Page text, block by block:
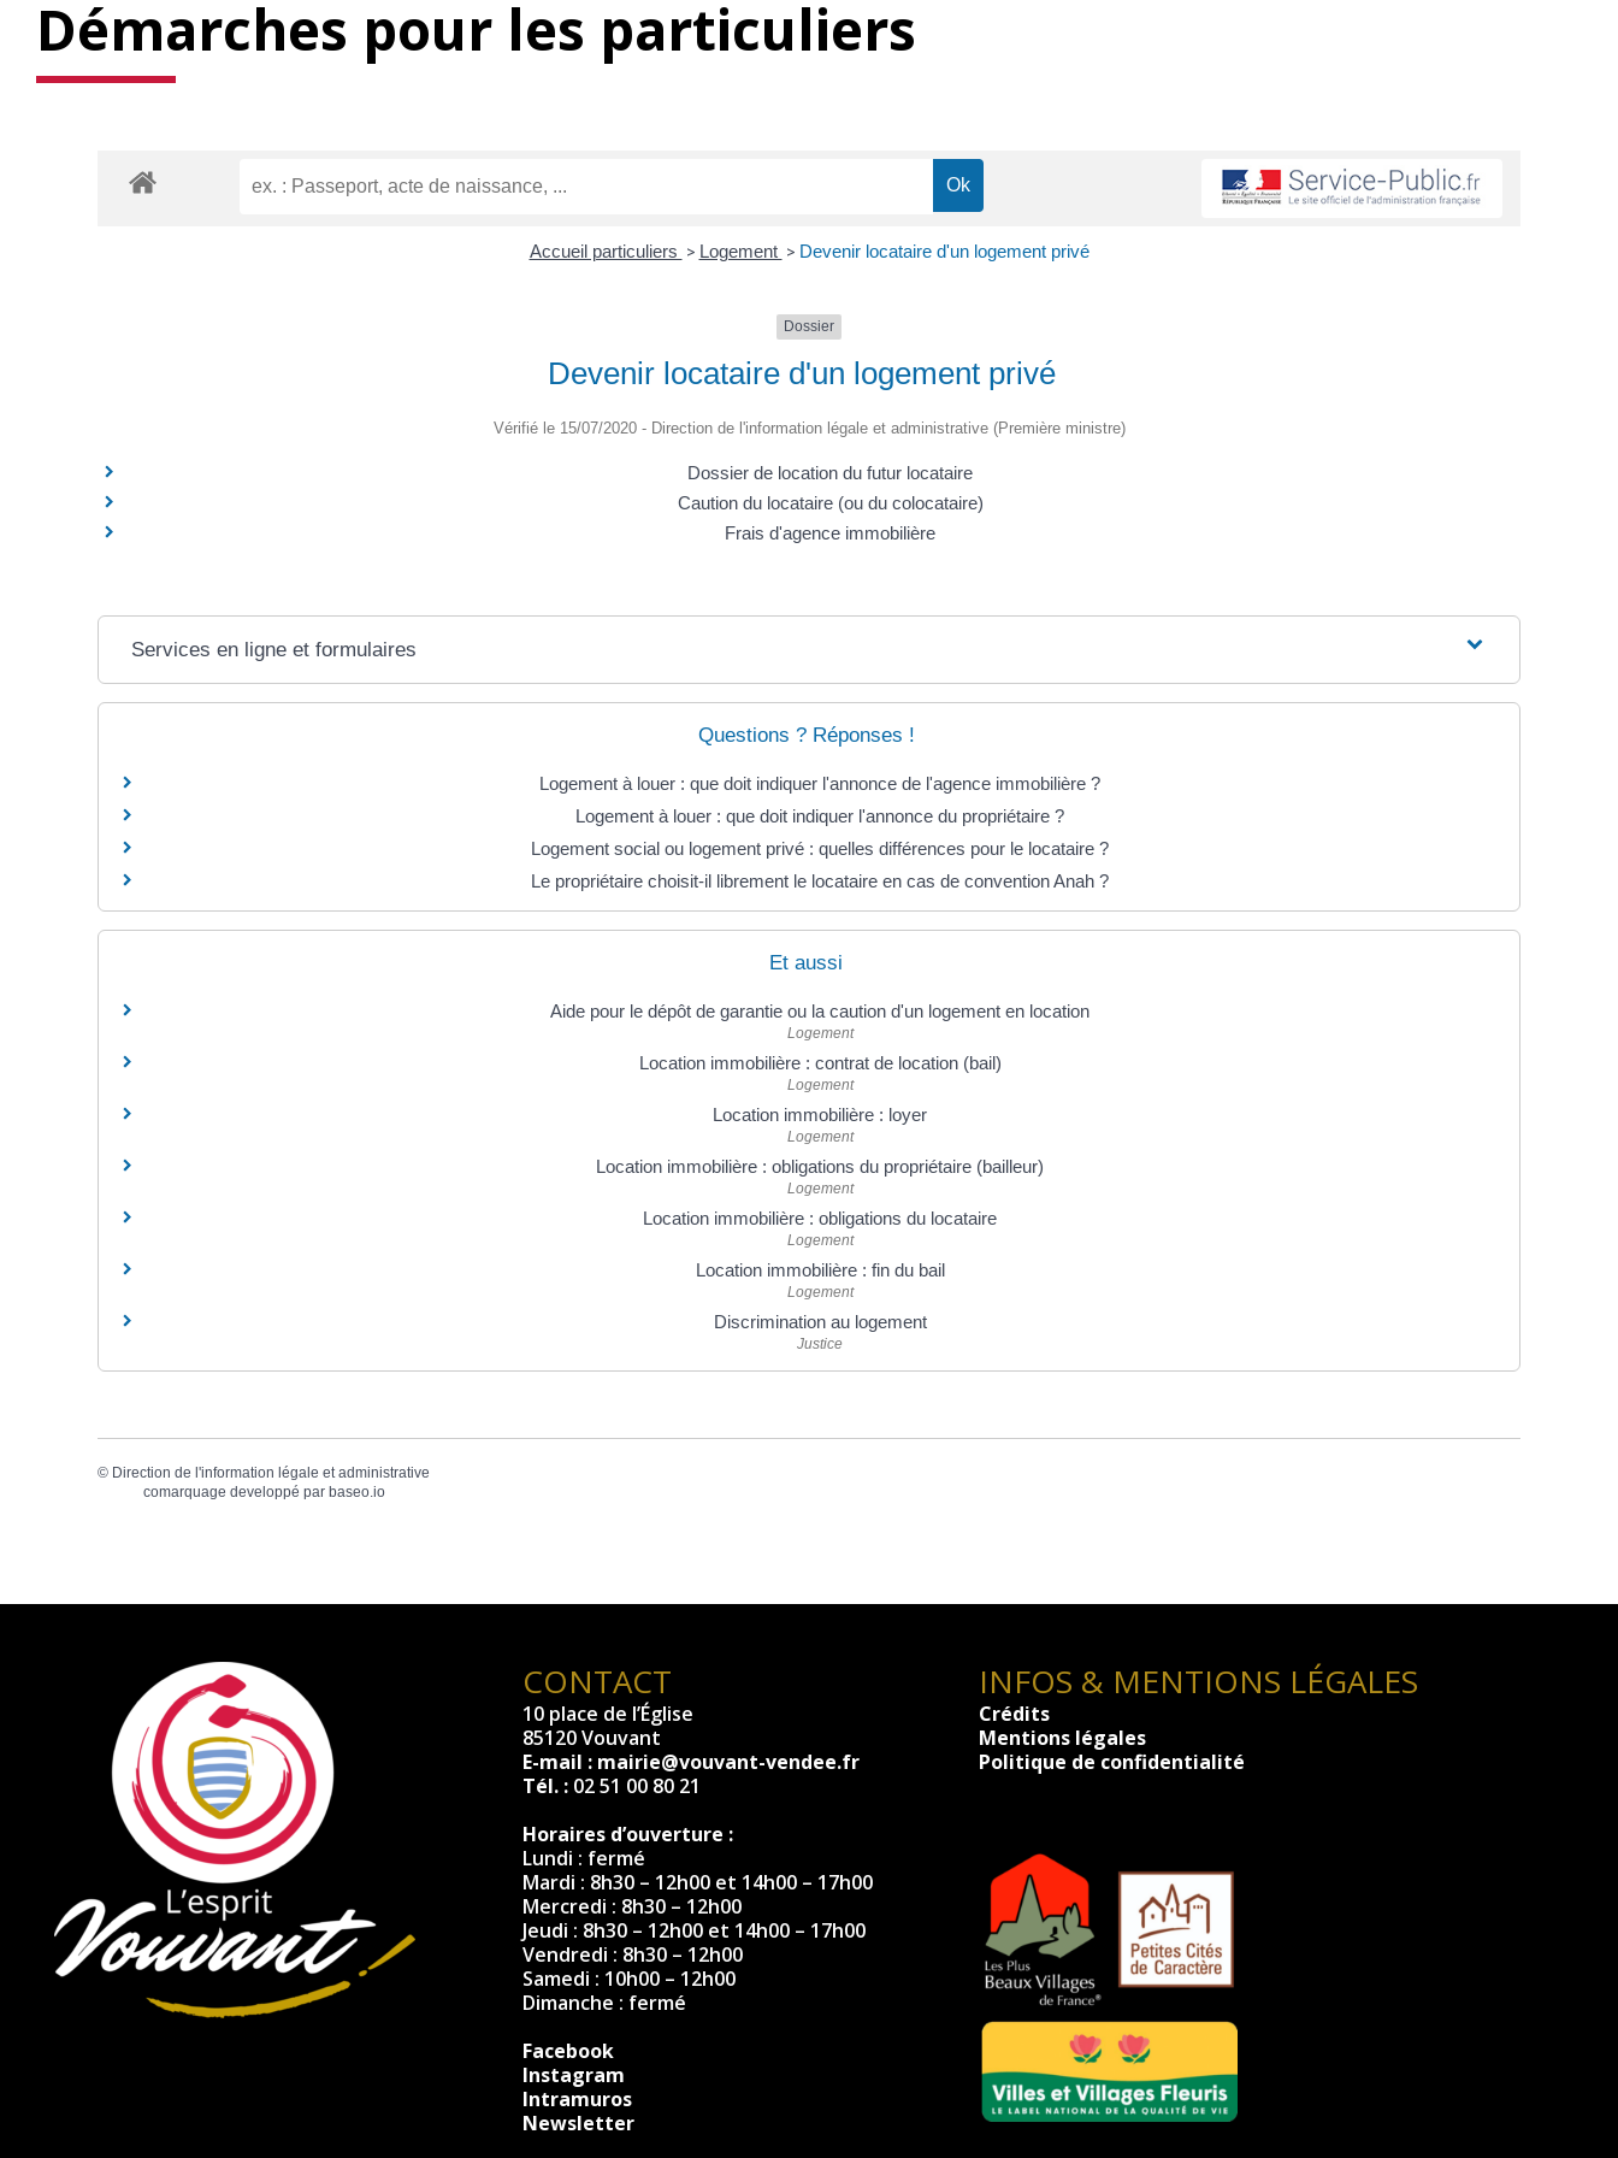
Démarches pour les particuliers
Accueil particuliers > Logement > Devenir locataire d'un logement privé
Dossier
Devenir locataire d'un logement privé
Vérifié le 15/07/2020 - Direction de l'information légale et administrative (Première ministre)
Dossier de location du futur locataire
Caution du locataire (ou du colocataire)
Frais d'agence immobilière
Services en ligne et formulaires
Questions ? Réponses !
Logement à louer : que doit indiquer l'annonce de l'agence immobilière ?
Logement à louer : que doit indiquer l'annonce du propriétaire ?
Logement social ou logement privé : quelles différences pour le locataire ?
Le propriétaire choisit-il librement le locataire en cas de convention Anah ?
Et aussi
Aide pour le dépôt de garantie ou la caution d'un logement en location
Logement
Location immobilière : contrat de location (bail)
Logement
Location immobilière : loyer
Logement
Location immobilière : obligations du propriétaire (bailleur)
Logement
Location immobilière : obligations du locataire
Logement
Location immobilière : fin du bail
Logement
Discrimination au logement
Justice
© Direction de l'information légale et administrative
comarquage developpé par baseo.io
CONTACT
10 place de l’Église
85120 Vouvant
E-mail : mairie@vouvant-vendee.fr
Tél. :02 51 00 80 21
Horaires d’ouverture :
Lundi : fermé
Mardi : 8h30 – 12h00 et 14h00 – 17h00
Mercredi : 8h30 – 12h00
Jeudi : 8h30 – 12h00 et 14h00 – 17h00
Vendredi : 8h30 – 12h00
Samedi : 10h00 – 12h00
Dimanche : fermé
Facebook
Instagram
Intramuros
Newsletter
INFOS & MENTIONS LÉGALES
Crédits
Mentions légales
Politique de confidentialité